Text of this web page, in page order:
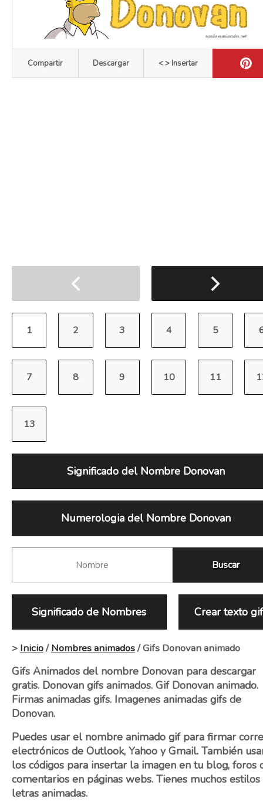
Compartir Descargar < > Insertar
Significado del Nombre Donovan
Numerologia del Nombre Donovan
Significado de Nombres Crear texto gif
> Inicio/Nombres animados/ Gifs Donovan animado
Gifs Animados del nombre Donovan para descargar
gratis. Donovan gifs animados. Gif Donovan animado.
Firmas animadas gifs. Imagenes animadas gifs de
Donovan.
Puedes usar el nombre animado gif para firmar
electrónicos de Outlook, Yahoo y Gmail. También
los códigos para insertar la imagen en tu blog, foros
comentarios en páginas webs. Tienes muchos estilos
letras animadas.